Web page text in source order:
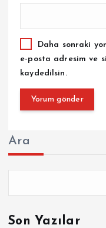
Daha sonraki
e-posta adresim ve
kaydedilsin.
Ara
Son Yazılar